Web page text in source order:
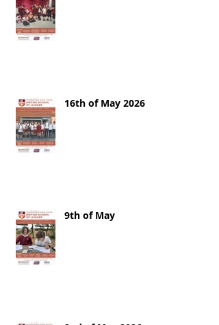
16th of May 2026
9th of May